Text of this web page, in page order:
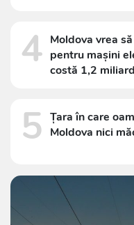
4 Moldova vrea
pentru mașini
costă 1,2
5 Țara în care
Moldova nici